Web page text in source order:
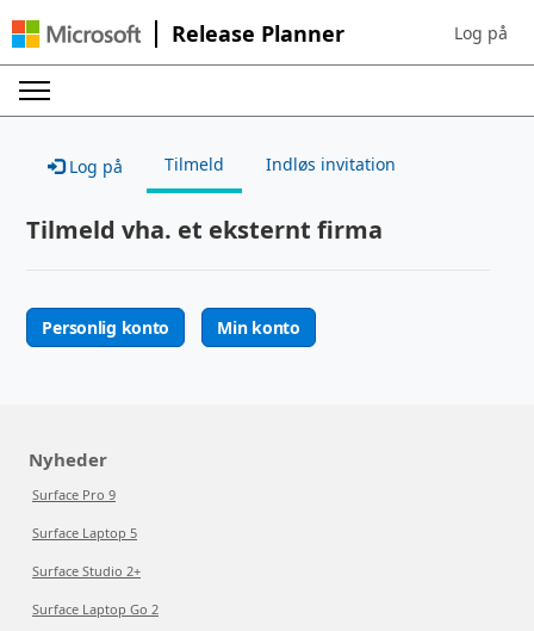
Release Planner Sign in to
Log på
Log på Tilmeld Indløs invitation
Tilmeld vha. et eksternt firma
Personlig konto Min konto
Nyheder
Surface Pro 9
Surface Laptop 5
Surface Studio 2+
Surface Laptop Go 2